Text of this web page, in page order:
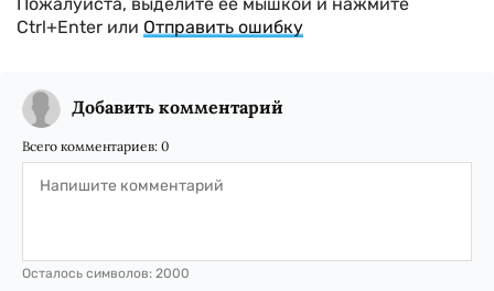
Ctrl+Enter или Отправить ошибку
Добавить комментарий
Всего комментариев: 0
Осталось символов: 2000